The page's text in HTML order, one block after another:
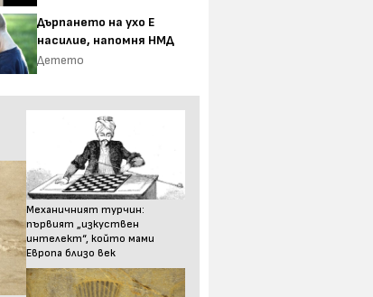
Дърпането на ухо Е
насилие, напомня НМД
Детето
Механичният турчин:
първият „изкуствен
интелект“, който мами
Европа близо век